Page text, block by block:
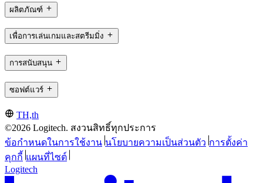
ผลิตภัณฑ์
เพื่อการเล่นเกมและสตรีมมิ่ง
การสนับสนุน
ซอฟต์แวร์
TH,th
©2026 Logitech. สงวนสิทธิ์ทุกประการ
ข้อกำหนดในการใช้งาน นโยบายความเป็นส่วนตัว การตั้งค่า
คุกกี้ แผนที่ไซต์
Logitech